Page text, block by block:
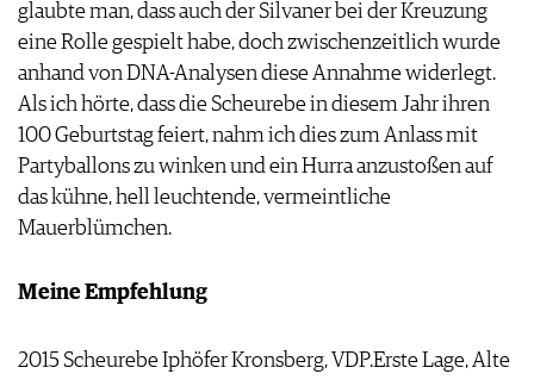
glaubte man, dass auch der Silvaner bei der Kreuzung
eine Rolle gespielt habe, doch zwischenzeitlich wurde
anhand von DNA-Analysen diese Annahme widerlegt.
Als ich hörte, dass die Scheurebe in diesem Jahr ihren
100 Geburtstag feiert, nahm ich dies zum Anlass mit
Partyballons zu winken und ein Hurra anzustoßen auf
das kühne, hell leuchtende, vermeintliche
Mauerblümchen.
Meine Empfehlung
2015 Scheurebe Iphöfer Kronsberg, VDP.Erste Lage, Alte